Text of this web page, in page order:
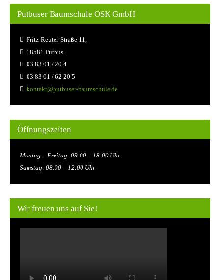
Putbuser Baumschule OSK GmbH
Fritz-Reuter-Straße 11,
18581 Putbus
03 83 01 / 20 4
03 83 01 / 62 20 5
kontakt@putbuser-baumschule.de
Öffnungszeiten
Montag – Freitag: 09:00 – 18:00 Uhr
Samstag: 08:00 – 12:00 Uhr
Wir freuen uns auf Sie!